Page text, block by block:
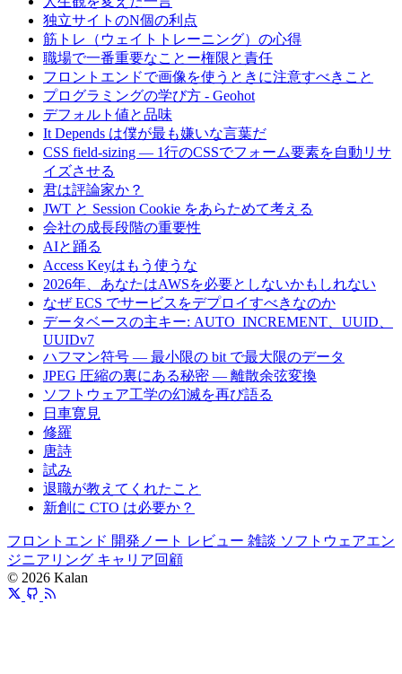
独立サイトのN個の利点
筋トレ（ウェイトトレーニング）の心得
職場で一番重要なことー権限と責任
フロントエンドで画像を使うときに注意すべきこと
プログラミングの学び方 - Geohot
デフォルト値と品味
It Depends は僕が最も嫌いな言葉だ
CSS field-sizing — 1行のCSSでフォーム要素を自動リサ
イズさせる
君は評論家か？
JWT と Session Cookie をあらためて考える
会社の成長段階の重要性
AIと踊る
Access Keyはもう使うな
2026年、あなたはAWSを必要としないかもしれない
なぜ ECS でサービスをデプロイすべきなのか
データベースの主キー: AUTO_INCREMENT、UUID、
UUIDv7
ハフマン符号 — 最小限の bit で最大限のデータ
JPEG 圧縮の裏にある秘密 — 離散余弦変換
ソフトウェア工学の幻滅を再び語る
日車寛見
修羅
唐詩
試み
退職が教えてくれたこと
新創に CTO は必要か？
フロントエンド 開発ノート レビュー 雑談 ソフトウェアエン
ジニアリング キャリア回顧
© 2026 Kalan